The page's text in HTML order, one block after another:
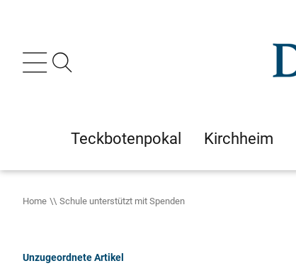
Teckbotenpokal Kirchheim
Home Schule unterstützt mit Spenden
Unzugeordnete Artikel